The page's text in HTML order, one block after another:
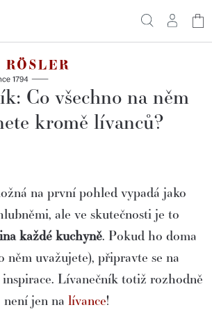
Co všechno na něm
kromě lívanců?
na první pohled vypadá jako
ale ve skutečnosti je to
každé kuchyně. Pokud ho doma
něm uvažujete), připravte se na
Lívanečník totiž rozhodně
není jen na lívance!